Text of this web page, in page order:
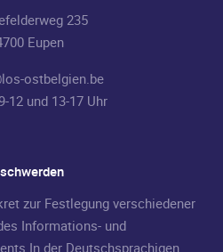
235
Eupen
ostbelgien.be
12 und 13-17 Uhr
zur Festlegung verschiedener
Informations- und
In der Deutschsprachigen